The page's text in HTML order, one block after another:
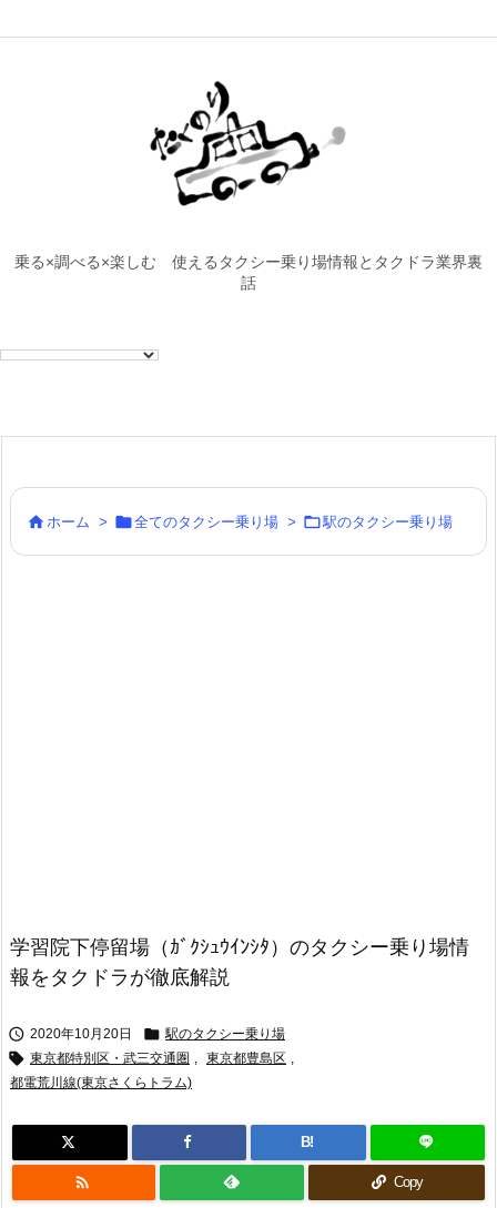
乗る×調べる×楽しむ 使えるタクシー乗り場情報とタクドラ業界裏
話
 ホーム > 全てのタクシー乗り場 > 駅のタクシー乗り場
学習院下停留場（ｶﾞｸｼｭｳｲﾝｼﾀ）のタクシー乗り場情
報をタクドラが徹底解説
 2020年10月20日  駅のタクシー乗り場
 東京都特別区・武三交通圏 , 東京都豊島区 ,
都電荒川線(東京さくらトラム)
B!
 Copy